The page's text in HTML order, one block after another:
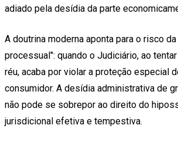
adiado pela desídia da parte
A doutrina moderna aponta para o risco
processual": quando o Judiciário, ao
réu, acaba por violar a proteção especial
consumidor. A desídia administrativa de
não pode se sobrepor ao direito do
jurisdicional efetiva e tempestiva.